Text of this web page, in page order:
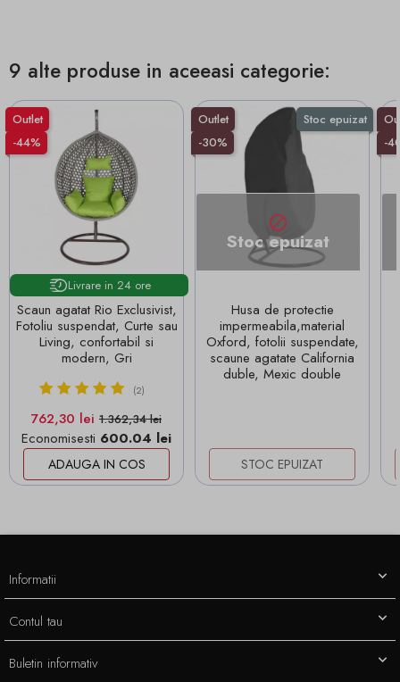
9 alte produse in aceeasi categorie:
Outlet
-44%
Livrare in 24 ore
Scaun agatat Rio Exclusivist,
Fotoliu suspendat, Curte sau
Living, confortabil si
modern, Gri
(2)
Pret
762,30 lei Pret de baza
1.362,34 lei
Economisesti 600.04 lei
ADAUGA IN COS
Stoc epuizat
Outlet
-30%

Stoc epuizat
Husa de protectie
impermeabila,material
Oxford, fotolii suspendate,
scaune agatate California
duble, Mexic double
STOC EPUIZAT
-
Informatii
Contul tau
Buletin informativ